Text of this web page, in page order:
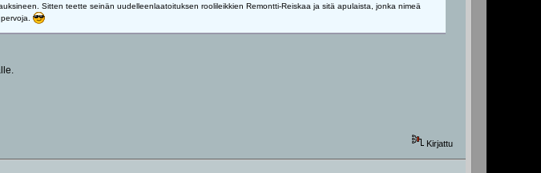
Sitten teette seinän uudelleenlaatoituksen roolileikkien Remontti-Reiskaa ja sitä apulaista, jonka nimeä
Kirjattu